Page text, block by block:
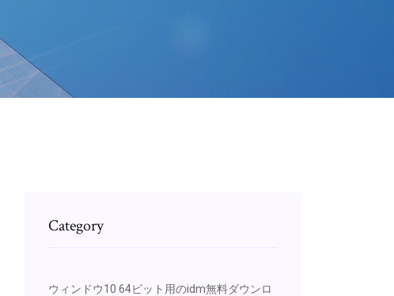
Category
ウィンドウ10 64ビット用のidm無料ダウンロ